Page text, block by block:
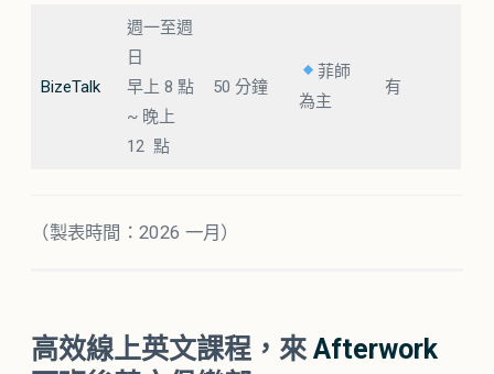
BizeTalk
週一至週
日
早上 8 點
~ 晚上
12 點
50 分鐘
菲師
為主
有
（製表時間：2026 一月）
高效線上英文課程，來Afterwork